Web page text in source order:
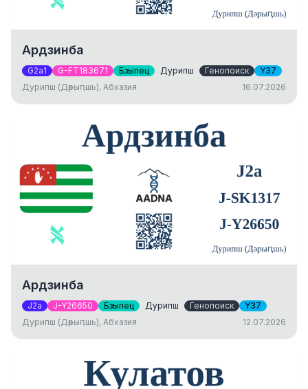
Ардзинба
G2a1 G-FT183671 Бзыпец Дурипш Генопоиск
Y37
Дурипш (Дәрыԥшь), Абхазия
16.07.2026
Ардзинба
J2a J-Y26650 Бзыпец Дурипш Генопоиск
Y37
Дурипш (Дәрыԥшь), Абхазия
12.07.2026